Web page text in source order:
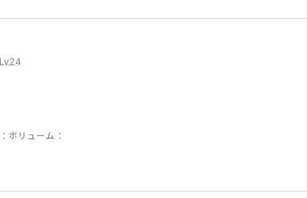
ボリューム